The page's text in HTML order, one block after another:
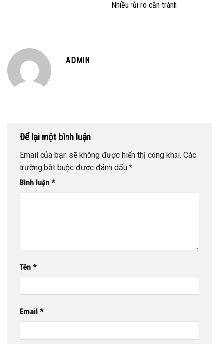
Nhiều rủi ro cần tránh
ADMIN
Để lại một bình luận
Email của bạn sẽ không được hiển thị công khai. Các
trường bắt buộc được đánh dấu *
Bình luận *
Tên *
Email *